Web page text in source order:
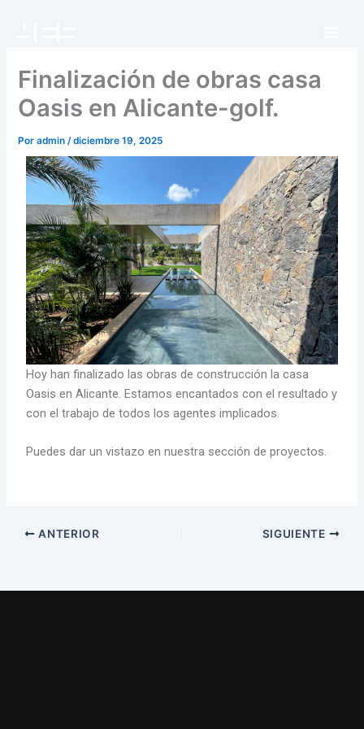
Finalización de obras casa
Oasis en Alicante-golf.
Poradmin/diciembre 19, 2025
Hoy han finalizado las obras de construcción la casa
Oasis en Alicante. Estamos encantados con el resultado y
con el trabajo de todos los agentes implicados.
Puedes dar un vistazo en nuestra sección de proyectos.
ANTERIOR SIGUIENTE